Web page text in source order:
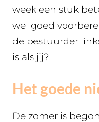
week een stuk
wel goed
de bestuurder
is als jij?
Het goede
De zomer is